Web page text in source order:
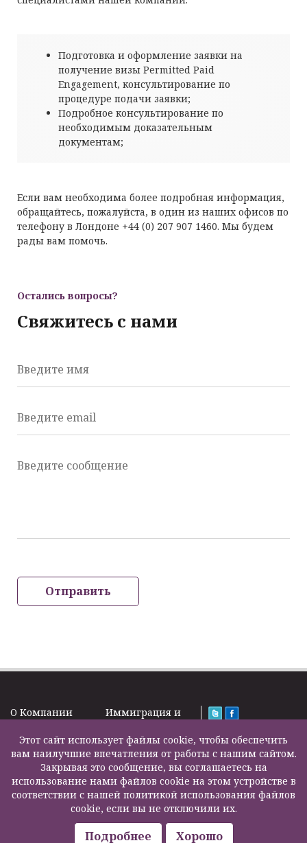
Подготовка и оформление заявки на
получение визы Permitted Paid
Engagement, консультирование по
процедуре подачи заявки;
Подробное консультирование по
необходимым доказательным
документам;
Если вам необходима более подробная информация,
обращайтесь, пожалуйста, в один из наших офисов по
телефону в Лондоне +44 (0) 207 907 1460. Мы будем
рады вам помочь.
Остались вопросы?
Свяжитесь с нами
Введите имя
Введите email
Введите сообщение
Отправить
O Kомпании
Подписка на
новости
Задать вопрос
Карта сайта
Контакты
Иммиграция и
Налоги и пенсии
Бизнес услуги
Недвижимость
Образование
Страхование
жизни
Другие услуги
2000 – 2026©
F200500002
Этот сайт использует файлы cookie, чтобы обеспечить
вам наилучшие впечатления от работы с нашим сайтом.
Закрывая это сообщение, вы соглашаетесь на
использование нами файлов cookie на этом устройстве в
соответствии с нашей политикой использования файлов
cookie, если вы не отключили их.
Подробнее Хорошо